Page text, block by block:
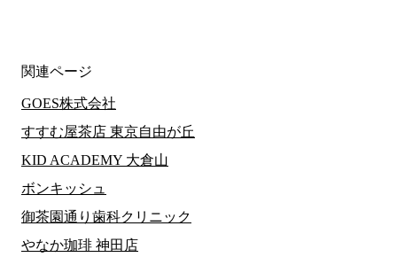
関連ページ
GOES株式会社
すすむ屋茶店 東京自由が丘
KID ACADEMY 大倉山
ボンキッシュ
御茶園通り歯科クリニック
やなか珈琲 神田店